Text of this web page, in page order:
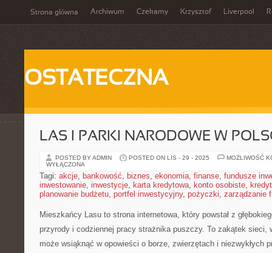
Strona główna Archiwum Czekamy Krzysztof Liverpool
OSTATECZNA
LAS I PARKI NARODOWE W
POSTED BY ADMIN POSTED ON LIS - 29 - 2025
MOŻLIWOŚĆ
WYŁĄCZONA
Tagi: akcje, bankowość, biznes, ekonomia, finanse, fundusze
inwestowanie, inwestycje, karta kredytowa, konto osobiste,
planowanie budżetu, portfel inwestycyjny, pożyczki, zarządzanie
Mieszkańcy Lasu to strona internetowa, który powstał z
przyrody i codziennej pracy strażnika puszczy. To zakątek sieci,
może wsiąknąć w opowieści o borze, zwierzętach i niezwykłych